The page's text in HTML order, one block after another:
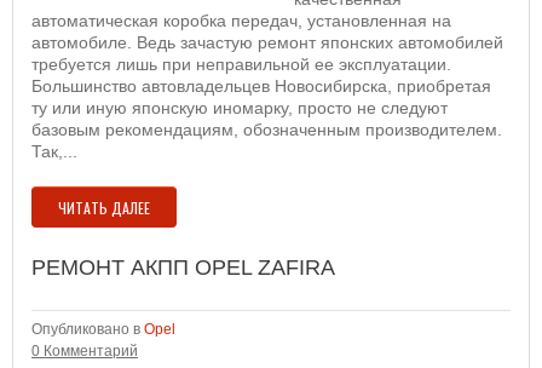
автоматическая коробка передач, установленная на
автомобиле. Ведь зачастую ремонт японских автомобилей
требуется лишь при неправильной ее эксплуатации.
Большинство автовладельцев Новосибирска, приобретая
ту или иную японскую иномарку, просто не следуют
базовым рекомендациям, обозначенным производителем.
Так,...
ЧИТАТЬ ДАЛЕЕ
РЕМОНТ АКПП OPEL ZAFIRA
Опубликовано в Opel
0 Комментарий